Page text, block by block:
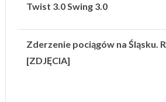
Twist 3.0 Swing 3.0
Zderzenie pociągów na Śląsku.
[ZDJĘCIA]